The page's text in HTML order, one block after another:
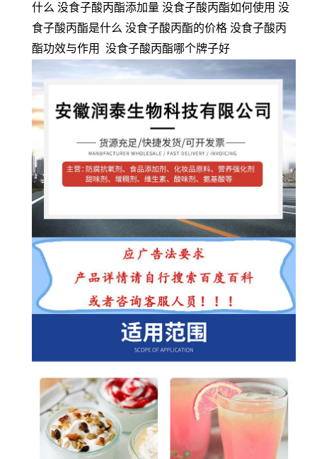
什么 没食子酸丙酯添加量 没食子酸丙酯如何使用 没
食子酸丙酯是什么 没食子酸丙酯的价格 没食子酸丙
酯功效与作用 没食子酸丙酯哪个牌子好